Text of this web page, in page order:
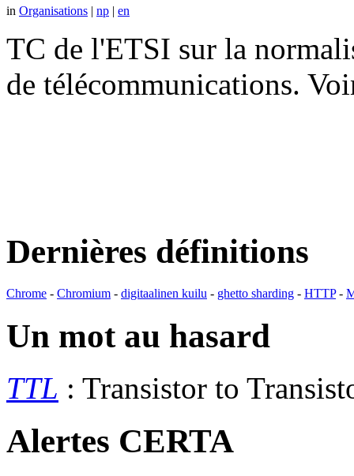
in Organisations | np | en
TC de l'ETSI sur la
de télécommunications.
Dernières définitions
Chrome - Chromium - digitaalinen kuilu - ghetto sharding - HTTP-
Un mot au hasard
TTL : Transistor to
Alertes CERTA